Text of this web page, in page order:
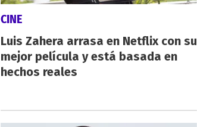
CINE
Luis Zahera arrasa en Netflix con su
mejor película y está basada en
hechos reales